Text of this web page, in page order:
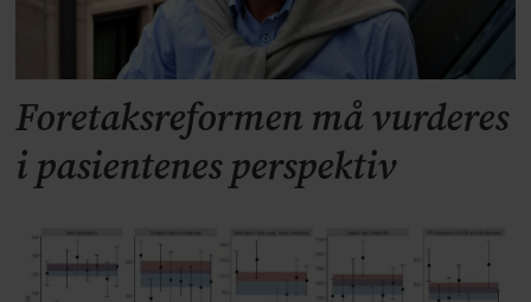
Foretaksreformen må vurderes
i pasientenes perspektiv